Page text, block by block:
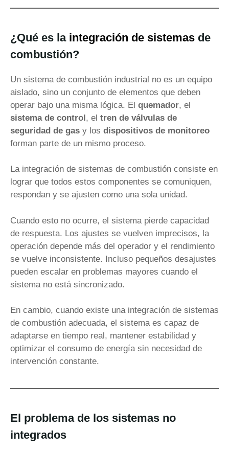
¿Qué es la integración de sistemas de
combustión?
Un sistema de combustión industrial no es un equipo
aislado, sino un conjunto de elementos que deben
operar bajo una misma lógica. El quemador, el
sistema de control, el tren de válvulas de
seguridad de gas y los dispositivos de monitoreo
forman parte de un mismo proceso.
La integración de sistemas de combustión consiste en
lograr que todos estos componentes se comuniquen,
respondan y se ajusten como una sola unidad.
Cuando esto no ocurre, el sistema pierde capacidad
de respuesta. Los ajustes se vuelven imprecisos, la
operación depende más del operador y el rendimiento
se vuelve inconsistente. Incluso pequeños desajustes
pueden escalar en problemas mayores cuando el
sistema no está sincronizado.
En cambio, cuando existe una integración de sistemas
de combustión adecuada, el sistema es capaz de
adaptarse en tiempo real, mantener estabilidad y
optimizar el consumo de energía sin necesidad de
intervención constante.
El problema de los sistemas no
integrados